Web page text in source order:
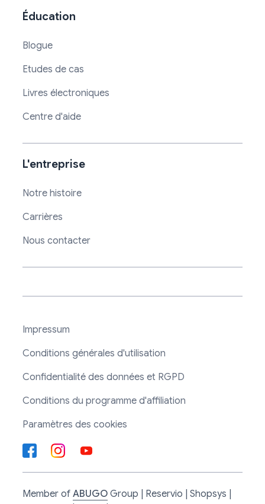
Éducation
Blogue
Etudes de cas
Livres électroniques
Centre d'aide
L'entreprise
Notre histoire
Carrières
Nous contacter
Impressum
Conditions générales d'utilisation
Confidentialité des données et RGPD
Conditions du programme d'affiliation
Paramètres des cookies
Member of ABUGO Group | Reservio | Shopsys |